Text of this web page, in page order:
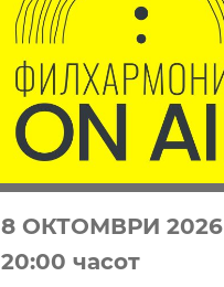
8 OКТОМВРИ 2026
20:00 часот